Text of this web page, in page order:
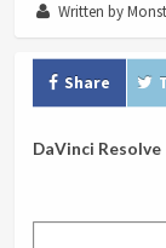
Written by
Share
DaVinci Resolve